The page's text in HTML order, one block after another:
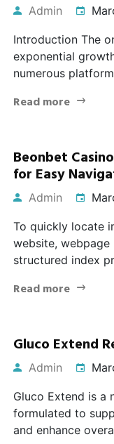
Admin
Introduction The
exponential
numerous
Read more
Beonbet
for Easy
Admin
To quickly locate
website,
structured index
Read more
Gluco Extend
Admin
Gluco Extend is a
formulated to
and enhance